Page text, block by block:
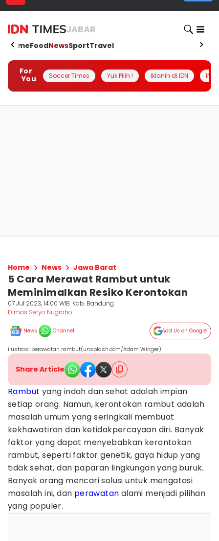
JABAR
HomeFoodNewsSportTravel
For
You
Soccer Times Yuk Pilih ! Iklanin di IDN
Home News Jawa Barat
5 Cara Merawat Rambut untuk
Meminimalkan Resiko Kerontokan
07 Jul 2023, 14:00 WIB Kab. Bandung
Dimas Setyo Nugroho
News Channel Add Us on Google
ilustrasi perawatan rambut(unsplash.com/Adam Winger)
Share Article
Rambut yang indah dan sehat adalah impian
setiap orang. Namun, kerontokan rambut adalah
masalah umum yang seringkali membuat
kekhawatiran dan ketidakpercayaan diri. Banyak
faktor yang dapat menyebabkan kerontokan
rambut, seperti faktor genetik, gaya hidup yang
tidak sehat, dan paparan lingkungan yang buruk.
Banyak orang mencari solusi untuk mengatasi
masalah ini, dan perawatan alami menjadi pilihan
yang populer.